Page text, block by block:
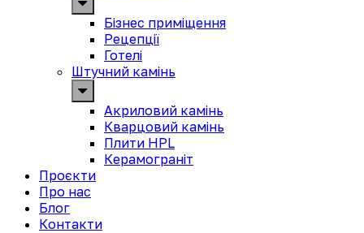
Бізнес приміщення
Рецепції
Готелі
Штучний камінь
Акриловий камінь
Кварцовий камінь
Плити HPL
Керамограніт
Проєкти
Про нас
Блог
Контакти